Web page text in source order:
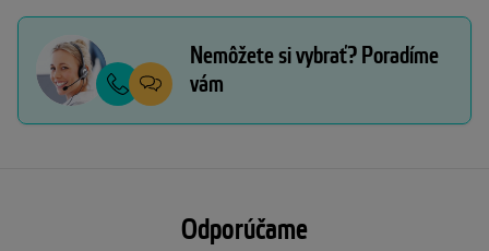
Nemôžete si vybrať? Poradíme
vám
Odporúčame